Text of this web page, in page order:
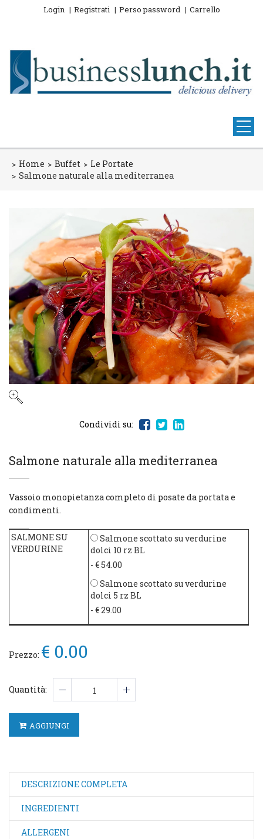
Login Registrati Perso password Carrello
Home Buffet
Le Portate
Salmone naturale alla mediterranea
Condividi su:
Salmone naturale alla mediterranea
Vassoio monopietanza completo di posate da portata e
condimenti.
SALMONE SU
VERDURINE
Salmone scottato su verdurine
dolci 10 rz BL
- € 54.00
Salmone scottato su verdurine
dolci 5 rz BL
- € 29.00
Prezzo: € 0.00
Quantità:
AGGIUNGI
DESCRIZIONE COMPLETA
INGREDIENTI
ALLERGENI